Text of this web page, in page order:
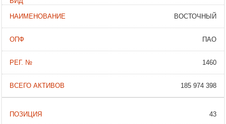
ВОСТОЧНЫЙ
ПАО
1460
185 974 398
43